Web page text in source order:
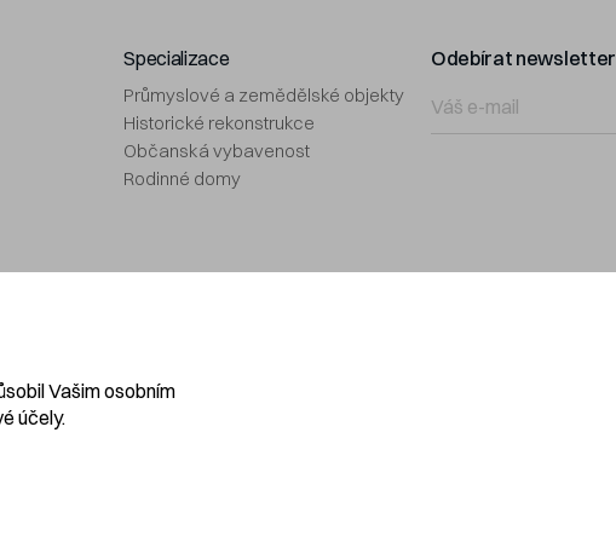
Specializace
Průmyslové a zemědělské objekty
Historické rekonstrukce
Občanská vybavenost
Rodinné domy
PROJEKČNÍ KANCELÁŘ
Odebírat newsletter
Vašim osobním
účely.